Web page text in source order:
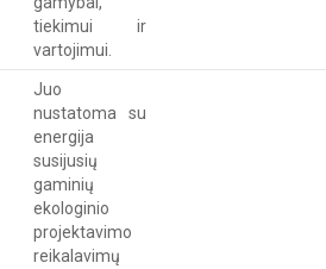
tiekimui ir
vartojimui.
Juo
nustatoma su
energija
susijusių
gaminių
ekologinio
projektavimo
reikalavimų